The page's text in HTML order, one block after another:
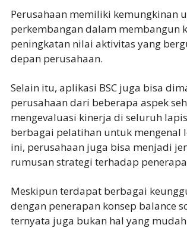
Perusahaan memiliki kemungkinan
perkembangan dalam membangun
peningkatan nilai aktivitas yang
depan perusahaan.
Selain itu, aplikasi BSC juga bisa
perusahaan dari beberapa aspek
mengevaluasi kinerja di seluruh
berbagai pelatihan untuk
ini, perusahaan juga bisa menjadi
rumusan strategi terhadap
Meskipun terdapat berbagai
dengan penerapan konsep balance
ternyata juga bukan hal yang